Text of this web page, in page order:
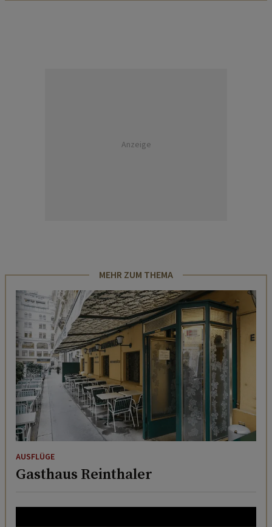
Anzeige
MEHR ZUM THEMA
AUSFLÜGE
Gasthaus Reinthaler